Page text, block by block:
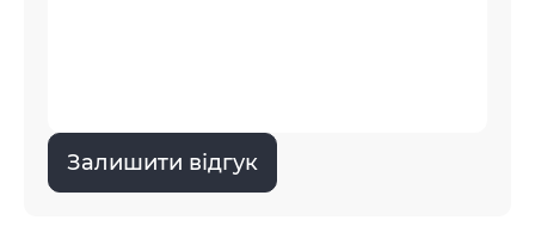
Залишити відгук